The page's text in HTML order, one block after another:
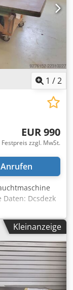
1 /2
EUR 990
Festpreis zzgl. MwSt.
Anrufen
Dcsdezk
- Länge
bis 90°
und kann
!
Kleinanzeige